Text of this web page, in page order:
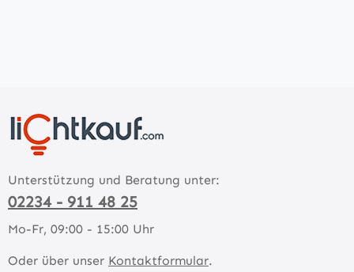
Unterstützung und Beratung unter:
02234 - 911 48 25
Mo-Fr, 09:00 - 15:00 Uhr
Oder über unser Kontaktformular.